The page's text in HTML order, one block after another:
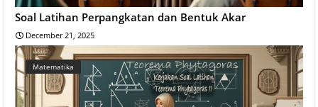
Soal Latihan Perpangkatan dan Bentuk Akar
December 21, 2025
Matematika